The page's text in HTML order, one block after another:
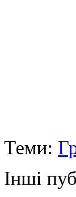
Теми:
Інші